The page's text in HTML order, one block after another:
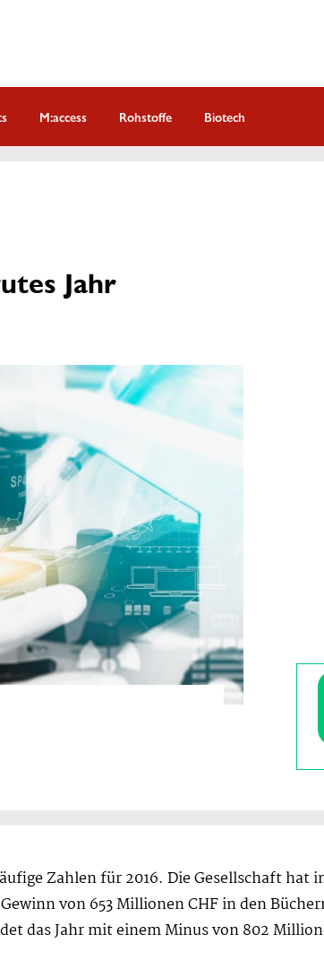
M:access Rohstoffe Biotech
Jahr
Zahlen für 2016. Die Gesellschaft hat
von 653 Millionen CHF in den
das Jahr mit einem Minus von 802